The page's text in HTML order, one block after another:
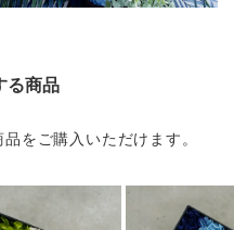
る商品
をご購入いただけます。